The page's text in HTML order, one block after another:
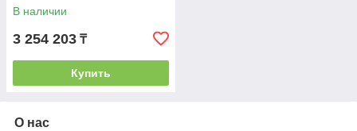
В наличии
3 254 203 ₸
Купить
О нас